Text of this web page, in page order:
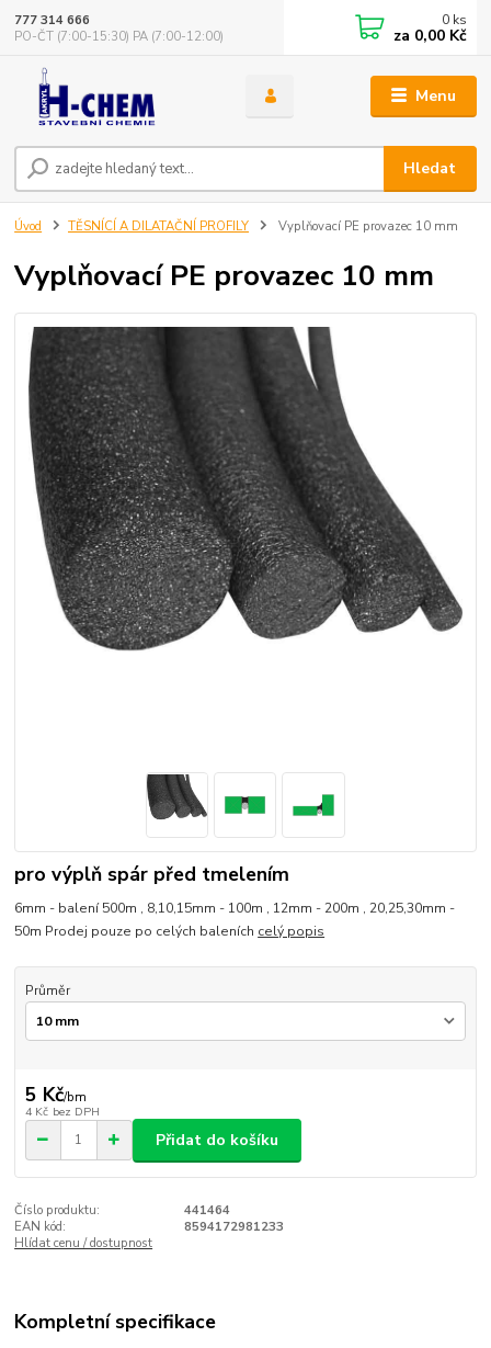
Menu
Hledat
777 314 666
PO-ČT (7:00-15:30) PA (7:00-12:00)
0 ks
za 0,00 Kč
Úvod TĚSNÍCÍ A DILATAČNÍ PROFILY Vyplňovací PE provazec 10 mm
Vyplňovací PE provazec 10 mm
pro výplň spár před tmelením
6mm - balení 500m , 8,10,15mm - 100m , 12mm - 200m , 20,25,30mm -
50m Prodej pouze po celých baleních celý popis
Průměr
5 Kč/bm
4 Kč bez DPH
Přidat do košíku
Číslo produktu:
441464
EAN kód:
8594172981233
Hlídat cenu / dostupnost
Kompletní specifikace